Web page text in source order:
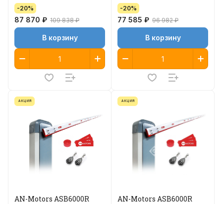
-20%
87 870 ₽ 109 838 ₽
В корзину
-20%
77 585 ₽ 96 982 ₽
В корзину
АКЦИЯ
AN-Motors ASB6000R
АКЦИЯ
AN-Motors ASB6000R